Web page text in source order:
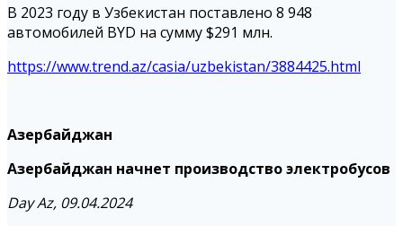
В 2023 году в Узбекистан поставлено 8 948
автомобилей BYD на сумму $291 млн.
https://www.trend.az/casia/uzbekistan/3884425.html
Азербайджан
Азербайджан начнет производство электробусов
Day Az, 09.04.2024